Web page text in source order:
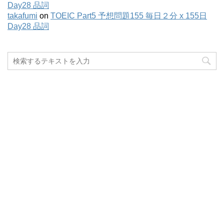
Day28 品詞
takafumi on TOEIC Part5 予想問題155 毎日２分 x 155日
Day28 品詞